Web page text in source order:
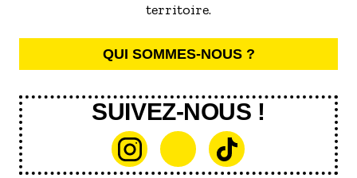
territoire.
QUI SOMMES-NOUS ?
SUIVEZ-NOUS !